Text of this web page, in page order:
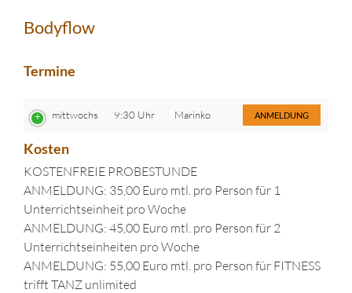
Bodyflow
Termine
mittwochs 9:30 Uhr Marinko ANMELDUNG
Kosten
KOSTENFREIE PROBESTUNDE
ANMELDUNG: 35,00 Euro mtl. pro Person für 1
Unterrichtseinheit pro Woche
ANMELDUNG: 45,00 Euro mtl. pro Person für 2
Unterrichtseinheiten pro Woche
ANMELDUNG: 55,00 Euro mtl. pro Person für FITNESS
trifft TANZ unlimited